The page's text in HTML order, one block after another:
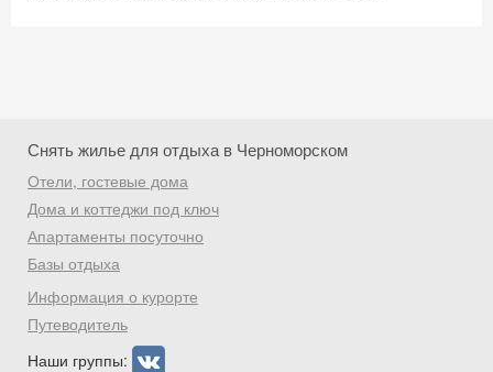
Снять жилье для отдыха в Черноморском
Отели, гостевые дома
Дома и коттеджи под ключ
Апартаменты посуточно
Базы отдыха
Информация о курорте
Путеводитель
Наши группы:
Скидка −5%
Хочешь дешевле? Оставь почту и получи
промокод на первое бронирование!